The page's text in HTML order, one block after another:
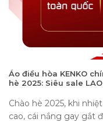
Áo điều hòa KENKO
hè 2025: Siêu sale LAO
Chào hè 2025, khi
cao, cái nắng gay gắt